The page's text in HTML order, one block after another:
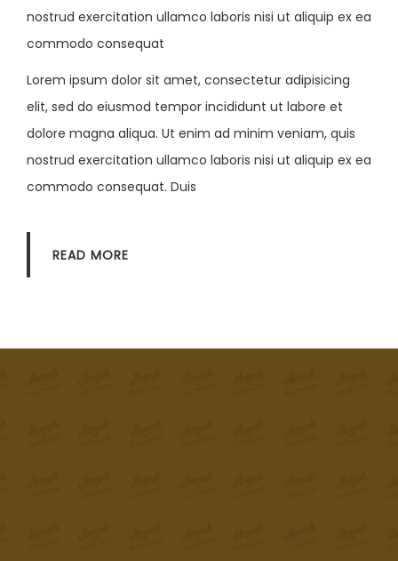
nostrud exercitation ullamco laboris nisi ut aliquip ex ea
commodo consequat
Lorem ipsum dolor sit amet, consectetur adipisicing
elit, sed do eiusmod tempor incididunt ut labore et
dolore magna aliqua. Ut enim ad minim veniam, quis
nostrud exercitation ullamco laboris nisi ut aliquip ex ea
commodo consequat. Duis
READ MORE